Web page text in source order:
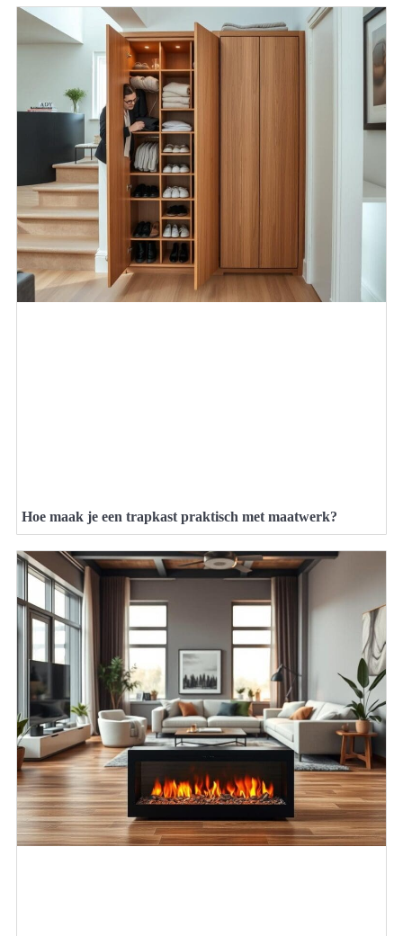
Hoe maak je een trapkast praktisch met maatwerk?